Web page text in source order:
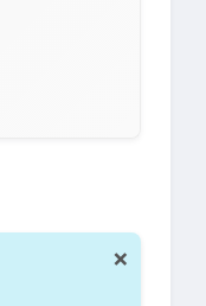
Таиланд, фантастика,
Фантастика, боевик,
×